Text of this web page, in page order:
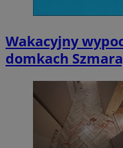
Wakacyjny
domkach